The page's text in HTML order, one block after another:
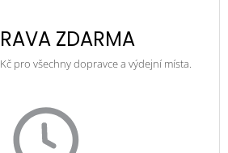
ZDARMA
pro všechny dopravce a výdejní místa.